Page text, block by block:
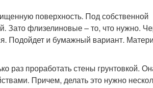
поверхность. Под собственной
Зато флизелиновые – то, что нужно.
Подойдет и бумажный вариант.
раз проработать стены грунтовкой.
Причем, делать это нужно